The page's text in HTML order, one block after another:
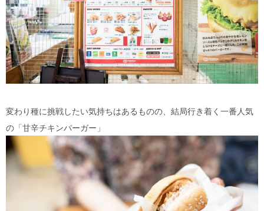
変わり種に挑戦したい気持ちはあるものの、結局行き着く一番人気
の「甘辛チキンバーガー」